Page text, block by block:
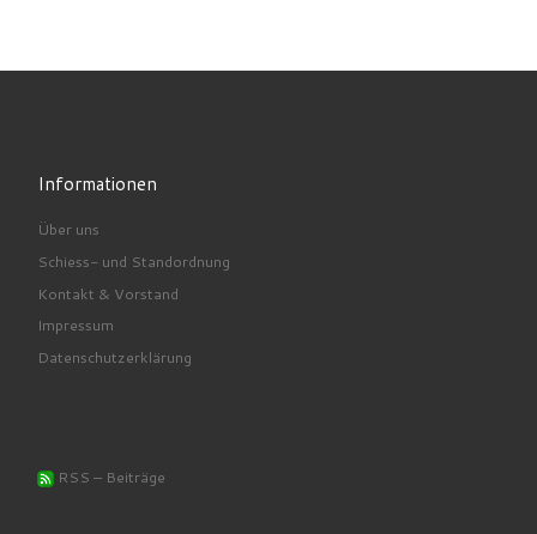
Informationen
Über uns
Schiess- und Standordnung
Kontakt & Vorstand
Impressum
Datenschutzerklärung
RSS – Beiträge